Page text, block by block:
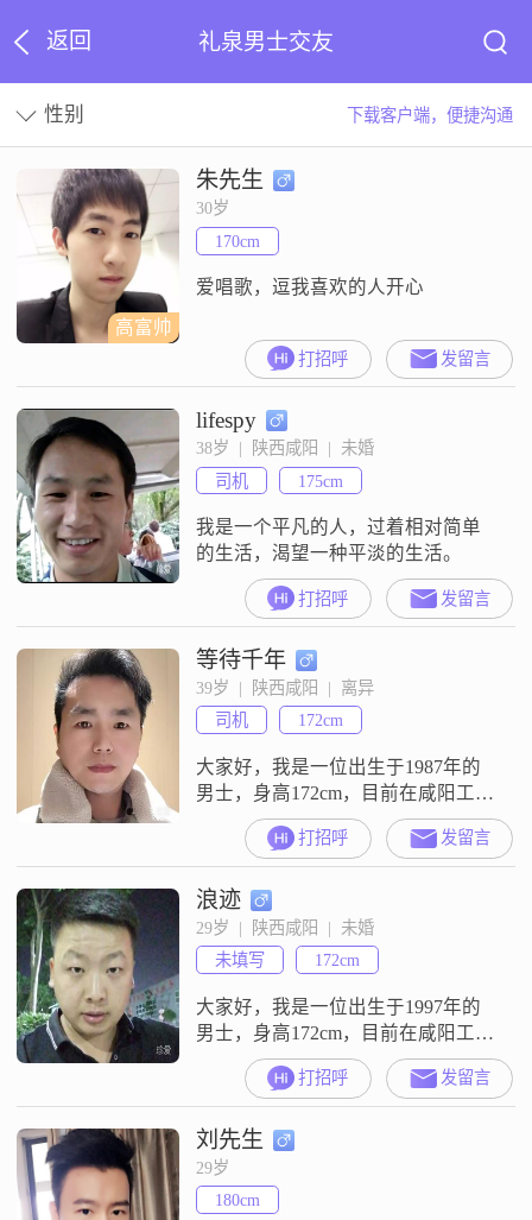
返回 礼泉男士交友
性别 下载客户端，便捷沟通
高富帅
朱先生
30岁
170cm
爱唱歌，逗我喜欢的人开心
打招呼 发留言
lifespy
38岁  |  陕西咸阳  |  未婚
司机
175cm
我是一个平凡的人，过着相对简单
的生活，渴望一种平淡的生活。
打招呼 发留言
等待千年
39岁  |  陕西咸阳  |  离异
司机
172cm
大家好，我是一位出生于1987年的
男士，身高172cm，目前在咸阳工作
##3002##我的月收入在5001到8000
元之间，学历为高中及以下
##3002##我性格稳重可靠，责任感
强，能够很好地平衡工作与生活
##3002##在生活中，我始终坚持真
诚待人，情绪稳定，注重细水长流
的关系##3002##我认为，家庭和事
业同样重
打招呼 发留言
浪迹
29岁  |  陕西咸阳  |  未婚
未填写
172cm
大家好，我是一位出生于1997年的
男士，身高172cm，目前在咸阳工作
##3002##我的月收入在8001到12000
元之间，拥有大学本科学历
##3002##在性格方面，我自认为是
一个稳重可靠的人，做事不喜欢拖
泥带水，总是希望能给身边的人带
来确定性和安全感##3002##同时，
我也挺幽默风趣的，喜欢在生活中
打招呼 发留言
刘先生
29岁
180cm